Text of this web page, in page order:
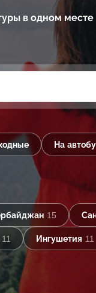
в одном месте
На
15
11 Ингушетия 11